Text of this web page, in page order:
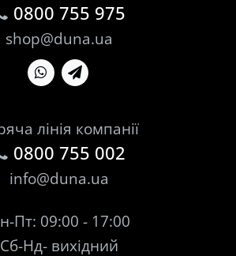
0800 755 975
shop@duna.ua
лінія компанії
0800 755 002
info@duna.ua
Пн-Пт: 09:00 - 17:00
Сб-Нд- вихідний